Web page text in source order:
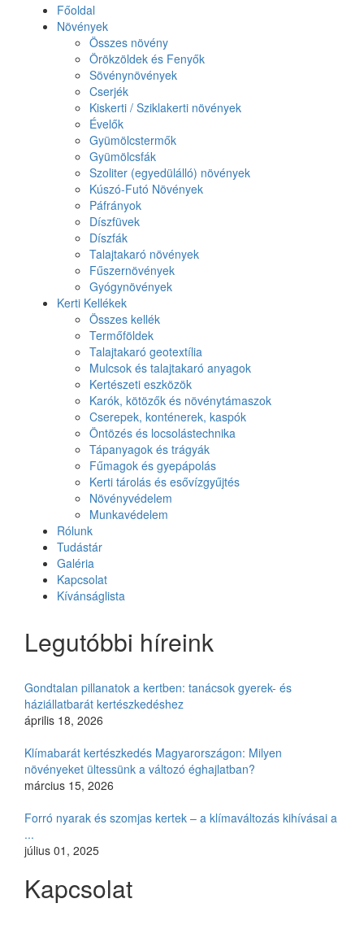
Főoldal
Növények
Összes növény
Örökzöldek és Fenyők
Sövénynövények
Cserjék
Kiskerti / Sziklakerti növények
Évelők
Gyümölcstermők
Gyümölcsfák
Szoliter (egyedülálló) növények
Kúszó-Futó Növények
Páfrányok
Díszfüvek
Díszfák
Talajtakaró növények
Fűszernövények
Gyógynövények
Kerti Kellékek
Összes kellék
Termőföldek
Talajtakaró geotextília
Mulcsok és talajtakaró anyagok
Kertészeti eszközök
Karók, kötözők és növénytámaszok
Cserepek, konténerek, kaspók
Öntözés és locsolástechnika
Tápanyagok és trágyák
Fűmagok és gyepápolás
Kerti tárolás és esővízgyűjtés
Növényvédelem
Munkavédelem
Rólunk
Tudástár
Galéria
Kapcsolat
Kívánságlista
Legutóbbi híreink
Gondtalan pillanatok a kertben: tanácsok gyerek- és
háziállatbarát kertészkedéshez
április 18, 2026
Klímabarát kertészkedés Magyarországon: Milyen
növényeket ültessünk a változó éghajlatban?
március 15, 2026
Forró nyarak és szomjas kertek – a klímaváltozás kihívásai a
...
július 01, 2025
Kapcsolat